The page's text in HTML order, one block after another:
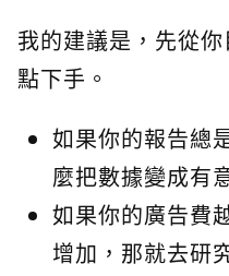
我的建議是，先從
點下手。
如果你的報告總
麼把數據變成有
如果你的廣告費
增加，那就去研